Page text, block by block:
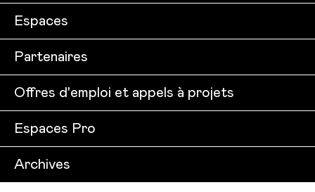
Espaces
Partenaires
Offres d'emploi et appels à projets
Espaces Pro
Archives